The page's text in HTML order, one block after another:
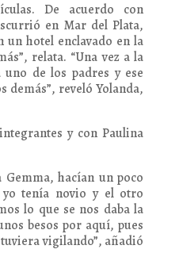
De acuerdo con
en Mar del Plata,
un hotel enclavado en la
relata. “Una vez a la
uno de los padres y ese
demás”, reveló Yolanda,
y con Paulina
hacían un poco
yo tenía novio y el otro
lo que se nos daba la
besos por aquí, pues
vigilando”, añadió